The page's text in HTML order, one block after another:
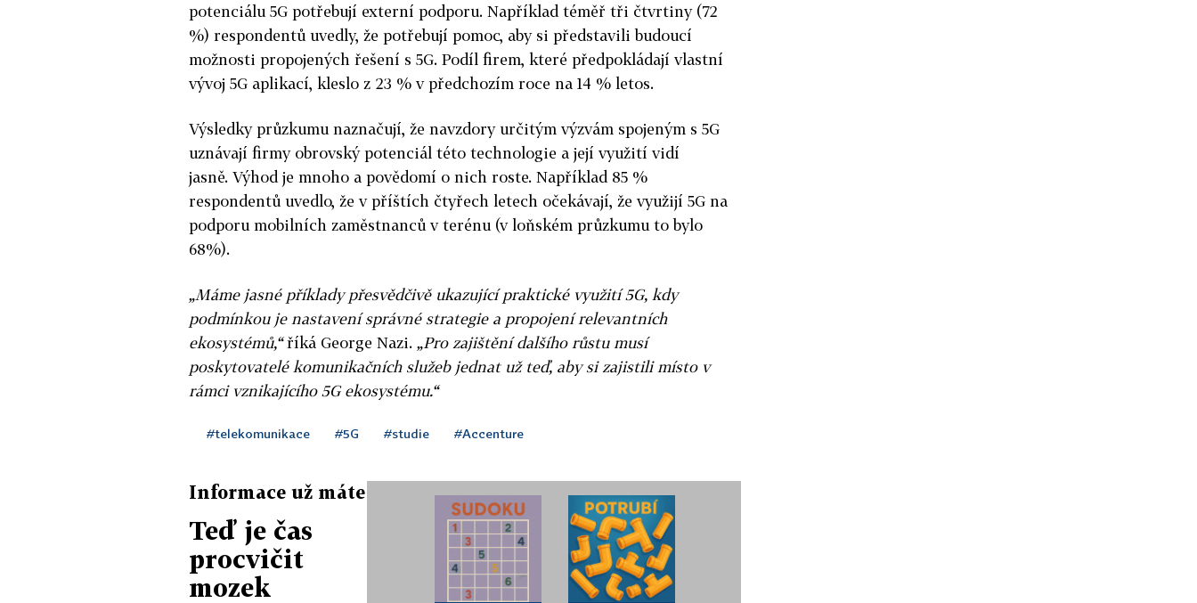
potenciálu 5G potřebují externí podporu. Například téměř tři čtvrtiny (72
%) respondentů uvedly, že potřebují pomoc, aby si představili budoucí
možnosti propojených řešení s 5G. Podíl firem, které předpokládají vlastní
vývoj 5G aplikací, kleslo z 23 % v předchozím roce na 14 % letos.
Výsledky průzkumu naznačují, že navzdory určitým výzvám spojeným s 5G
uznávají firmy obrovský potenciál této technologie a její využití vidí
jasně. Výhod je mnoho a povědomí o nich roste. Například 85 %
respondentů uvedlo, že v příštích čtyřech letech očekávají, že využijí 5G na
podporu mobilních zaměstnanců v terénu (v loňském průzkumu to bylo
68%).
„Máme jasné příklady přesvědčivě ukazující praktické využití 5G, kdy
podmínkou je nastavení správné strategie a propojení relevantních
ekosystémů,“říká George Nazi. „Pro zajištění dalšího růstu musí
poskytovatelé komunikačních služeb jednat už teď, aby si zajistili místo v
rámci vznikajícího 5G ekosystému.“
#telekomunikace #5G #studie #Accenture
Informace už máte
Teď je čas
procvičit
mozek